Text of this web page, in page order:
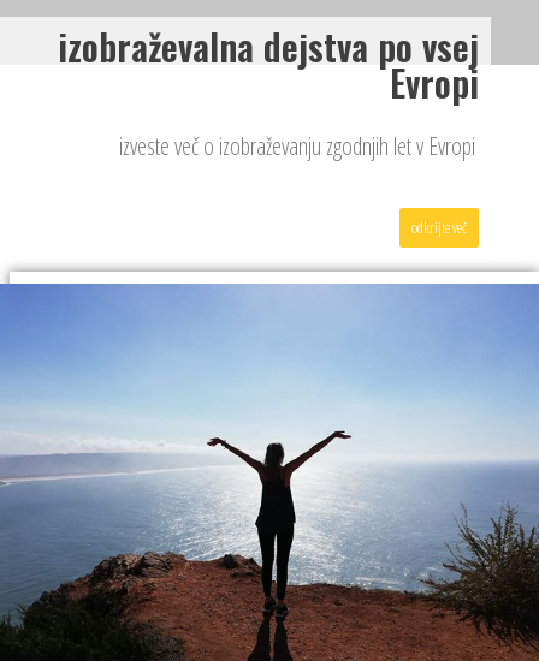
izobraževalna dejstva po vsej
Evropi
izveste več o izobraževanju zgodnjih let v Evropi
odkrijte več